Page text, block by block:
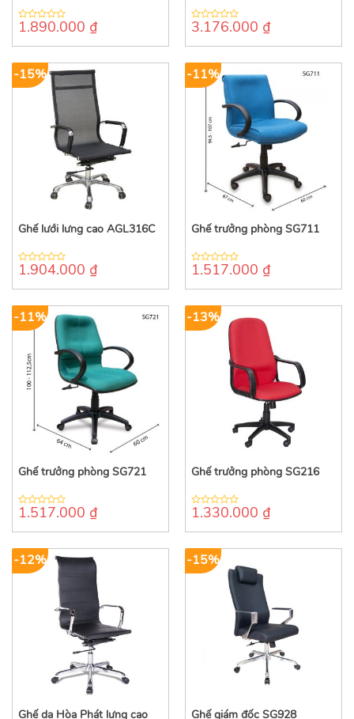
0
of
1.890.000 ₫
0
of
3.176.000 ₫
-15%
Ghế lưới lưng cao AGL316C
0
of
1.904.000 ₫
-11%
Ghế trưởng phòng SG711
0
of
1.517.000 ₫
-11%
Ghế trưởng phòng SG721
0
of
1.517.000 ₫
-13%
Ghế trưởng phòng SG216
0
of
1.330.000 ₫
-12%
Ghế da Hòa Phát lưng cao
-15%
Ghế giám đốc SG928